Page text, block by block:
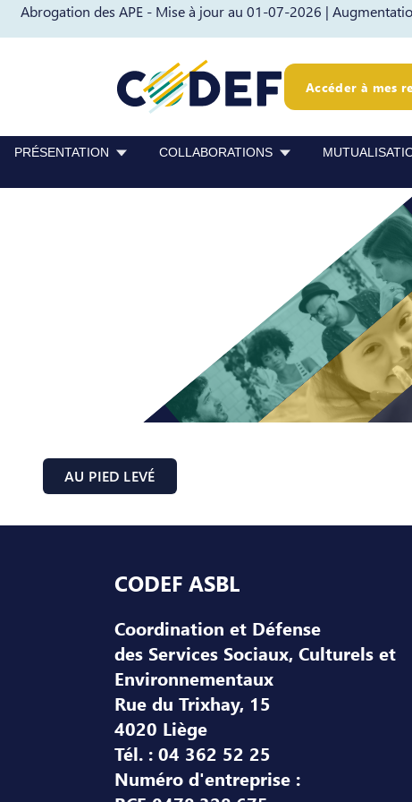
Abrogation des APE - Mise à jour au 01-07-2026 |
Passer au contenu Passer au pied de page
Accéder à mes
PRÉSENTATION COLLABORATIONS
AU PIED LEVÉ
Pied de page
CODEF ASBL
Coordination et Défense
des Services Sociaux, Culturels et
Environnementaux
Rue du Trixhay, 15
4020 Liège
Tél. : 04 362 52 25
Numéro d'entreprise :